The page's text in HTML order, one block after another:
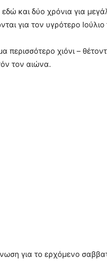
και δύο χρόνια για
για τον υγρότερο
περισσότερο χιόνι –
τον αιώνα.
για το ερχόμενο